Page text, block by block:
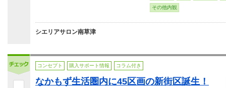
その他内観
シエリアサロン南草津
コンセプト 購入サポート情報 コラム付き
なかもず生活圏内に45区画の新街区誕生！